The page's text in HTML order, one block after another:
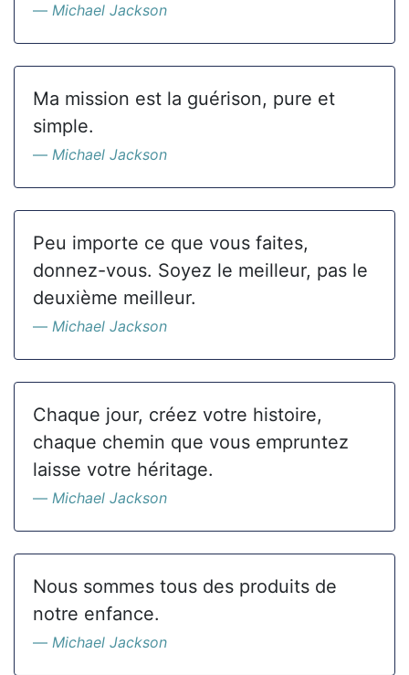
Michael Jackson
Ma mission est la guérison, pure et
simple.
Michael Jackson
Peu importe ce que vous faites,
donnez-vous. Soyez le meilleur, pas le
deuxième meilleur.
Michael Jackson
Chaque jour, créez votre histoire,
chaque chemin que vous empruntez
laisse votre héritage.
Michael Jackson
Nous sommes tous des produits de
notre enfance.
Michael Jackson